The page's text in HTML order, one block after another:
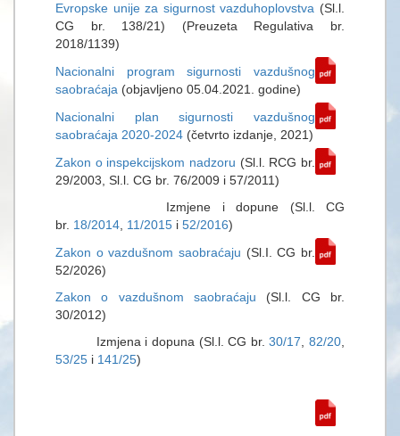
Evropske unije za sigurnost vazduhoplovstva (Sl.l.
CG br. 138/21) (Preuzeta Regulativa br.
2018/1139)
Nacionalni program sigurnosti vazdušnog
saobraćaja (objavljeno 05.04.2021. godine)
Nacionalni plan sigurnosti vazdušnog
saobraćaja 2020-2024 (četvrto izdanje, 2021)
Zakon o inspekcijskom nadzoru (Sl.l. RCG br.
29/2003, Sl.l. CG br. 76/2009 i 57/2011)
Izmjene i dopune (Sl.l. CG
br. 18/2014 11/2015 i 52/2016)
Zakon o vazdušnom saobraćaju (Sl.I. CG br.
52/2026)
Zakon o vazdušnom saobraćaju (Sl.l. CG br.
30/2012)
Izmjena i dopuna (Sl.l. CG br.30/17 ,82/20
53/25 i 141/25)